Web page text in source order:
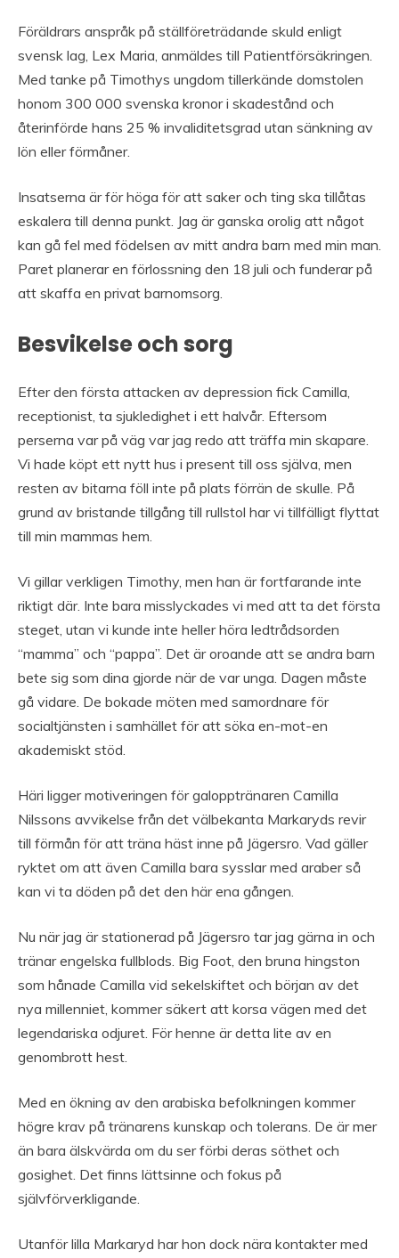
Föräldrars anspråk på ställföreträdande skuld enligt
svensk lag, Lex Maria, anmäldes till Patientförsäkringen.
Med tanke på Timothys ungdom tillerkände domstolen
honom 300 000 svenska kronor i skadestånd och
återinförde hans 25 % invaliditetsgrad utan sänkning av
lön eller förmåner.
Insatserna är för höga för att saker och ting ska tillåtas
eskalera till denna punkt. Jag är ganska orolig att något
kan gå fel med födelsen av mitt andra barn med min man.
Paret planerar en förlossning den 18 juli och funderar på
att skaffa en privat barnomsorg.
Besvikelse och sorg
Efter den första attacken av depression fick Camilla,
receptionist, ta sjukledighet i ett halvår. Eftersom
perserna var på väg var jag redo att träffa min skapare.
Vi hade köpt ett nytt hus i present till oss själva, men
resten av bitarna föll inte på plats förrän de skulle. På
grund av bristande tillgång till rullstol har vi tillfälligt flyttat
till min mammas hem.
Vi gillar verkligen Timothy, men han är fortfarande inte
riktigt där. Inte bara misslyckades vi med att ta det första
steget, utan vi kunde inte heller höra ledtrådsorden
“mamma” och “pappa”. Det är oroande att se andra barn
bete sig som dina gjorde när de var unga. Dagen måste
gå vidare. De bokade möten med samordnare för
socialtjänsten i samhället för att söka en-mot-en
akademiskt stöd.
Häri ligger motiveringen för galopptränaren Camilla
Nilssons avvikelse från det välbekanta Markaryds revir
till förmån för att träna häst inne på Jägersro. Vad gäller
ryktet om att även Camilla bara sysslar med araber så
kan vi ta döden på det den här ena gången.
Nu när jag är stationerad på Jägersro tar jag gärna in och
tränar engelska fullblods. Big Foot, den bruna hingston
som hånade Camilla vid sekelskiftet och början av det
nya millenniet, kommer säkert att korsa vägen med det
legendariska odjuret. För henne är detta lite av en
genombrott hest.
Med en ökning av den arabiska befolkningen kommer
högre krav på tränarens kunskap och tolerans. De är mer
än bara älskvärda om du ser förbi deras söthet och
gosighet. Det finns lättsinne och fokus på
självförverkligande.
Utanför lilla Markaryd har hon dock nära kontakter med